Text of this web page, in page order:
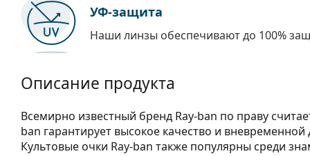
УФ-защита
Наши линзы обеспечивают до 100%
Описание продукта
Всемирно известный бренд Ray-ban по праву
ban гарантирует высокое качество и
Культовые очки Ray-ban также популярны среди